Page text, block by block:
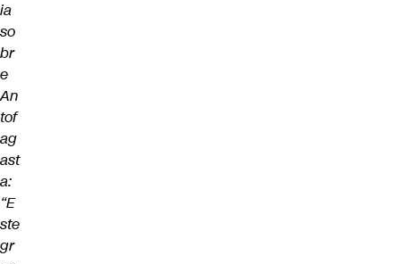
ia
so
br
e
An
tof
ag
ast
a:
“E
ste
gr